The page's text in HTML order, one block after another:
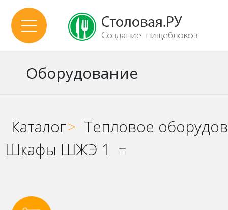
Оборудование
Каталог> Тепловое
Шкафы ШЖЭ 1